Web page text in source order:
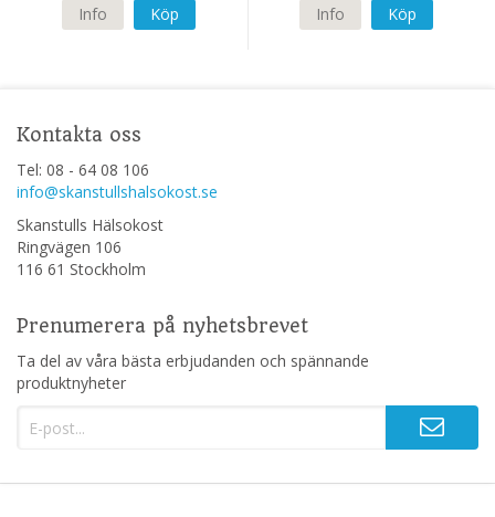
Info Köp Info Köp
Kontakta oss
Tel: 08 - 64 08 106
info@skanstullshalsokost.se
Skanstulls Hälsokost
Ringvägen 106
116 61 Stockholm
Prenumerera på nyhetsbrevet
Ta del av våra bästa erbjudanden och spännande
produktnyheter